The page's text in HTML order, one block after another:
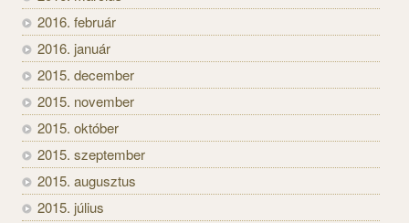
2016. február
2016. január
2015. december
2015. november
2015. október
2015. szeptember
2015. augusztus
2015. július